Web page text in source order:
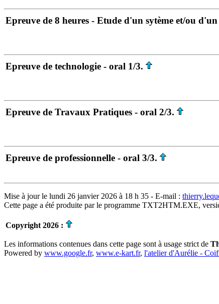
Epreuve de 8 heures - Etude d'un sytème et/ou d'un
Epreuve de technologie - oral 1/3.
Epreuve de Travaux Pratiques - oral 2/3.
Epreuve de professionnelle - oral 3/3.
Mise à jour le lundi 26 janvier 2026 à 18 h 35 - E-mail :
Cette page a été produite par le programme TXT2HTM.EXE,
Copyright 2026 :
Les informations contenues dans cette page sont à usage strict de
Powered by www.google.fr, www.e-kart.fr, l'atelier d'Aurélie -